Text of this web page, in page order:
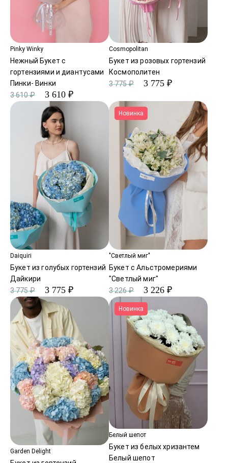
Pinky Winky
Нежный Букет с
гортензиями и диантусами
Пинки- Винки
3 610 ₽
3 610 ₽
Cosmopolitan
Букет из розовых гортензий
Космополитен
3 775 ₽
3 775 ₽
Daiquiri
Букет из голубых гортензий
Дайкири
3 775 ₽
3 775 ₽
Новинка
"Светлый миг"
Букет с Альстромериями
"Светлый миг"
3 226 ₽
3 226 ₽
Garden Delight
Новинка
Белый шепот
Букет из белых хризантем
Белый шепот